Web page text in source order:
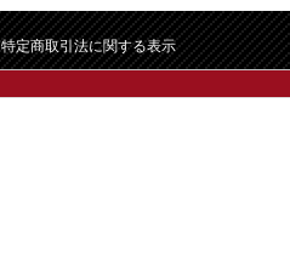
特定商取引法に関する表示